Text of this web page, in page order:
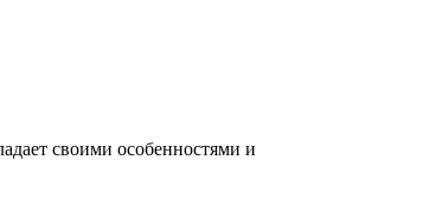
своими особенностями и